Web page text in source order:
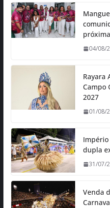
04/08/
Rayara
Campo
2027
01/08/
Império
dupla
31/07/
Venda